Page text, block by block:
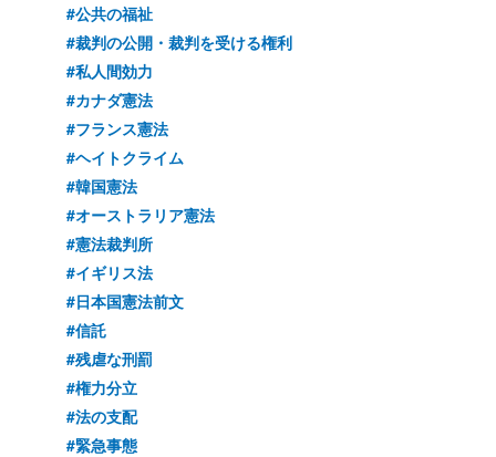
#公共の福祉
#裁判の公開・裁判を受ける権利
#私人間効力
#カナダ憲法
#フランス憲法
#ヘイトクライム
#韓国憲法
#オーストラリア憲法
#憲法裁判所
#イギリス法
#日本国憲法前文
#信託
#残虐な刑罰
#権力分立
#法の支配
#緊急事態